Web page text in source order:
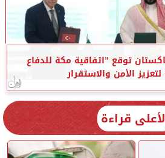
توقع ”اتفاقية مكة للدفاع
الأمن والاستقرار
قراءة